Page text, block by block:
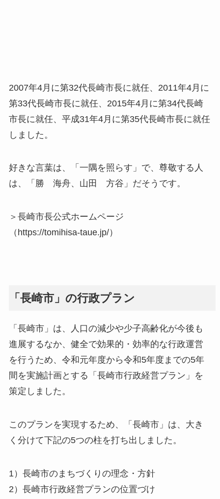
2007年4月に第32代長崎市長に就任、2011年4月に
第33代長崎市長に就任、2015年4月に第34代長崎
市長に就任、平成31年4月に第35代長崎市長に就任
しました。
好きな言葉は、「一隅を照らす」で、尊敬する人
は、「勝 海舟、山田 方谷」だそうです。
＞長崎市長公式ホームページ
（https://tomihisa-taue.jp/）
「長崎市」の行政プラン
「長崎市」は、人口の減少や少子高齢化が今後も
進展するなか、健全で効果的・効率的な行政運営
を行うため、令和元年度から令和5年度までの5年
間を実施計画とする「長崎市行政経営プラン」を
策定しました。
このプランを実現するため、「長崎市」は、大き
く分けて下記の5つの柱を打ち出しました。
1）長崎市のまちづくりの理念・方針
2）長崎市行政経営プランの位置づけ